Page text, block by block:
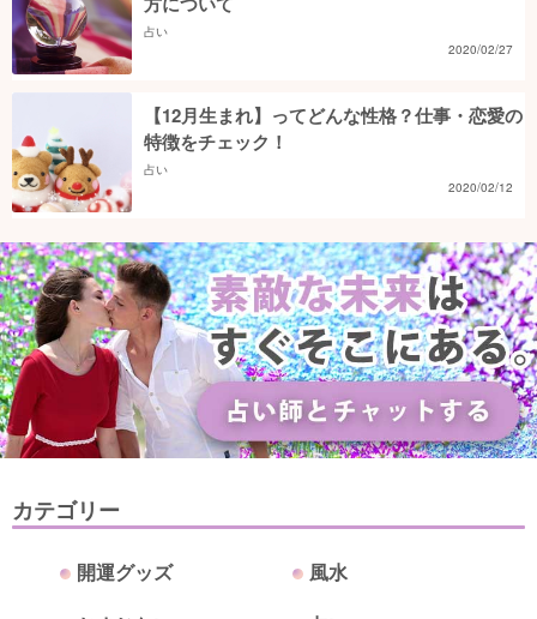
占い
2020/02/27
【12月生まれ】ってどんな性格？仕事・恋愛の
特徴をチェック！
占い
2020/02/12
カテゴリー
開運グッズ
風水